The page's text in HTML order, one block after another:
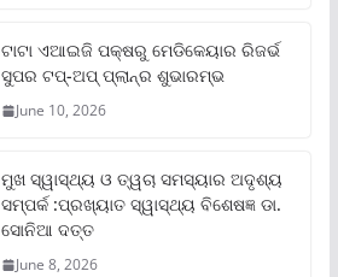
ଟାଟା ଏଆଇଜି ପକ୍ଷରୁ ମେଡିକେୟାର ରିଜର୍ଭ
ସୁପର ଟପ୍‌-ଅପ୍ ପ୍ଲାନ୍‌ର ଶୁଭାରମ୍ଭ
June 10, 2026
ମୁଖ ସ୍ୱାସ୍ଥ୍ୟ ଓ ତ୍ୱଚା ସମସ୍ୟାର ଅଦୃଶ୍ୟ
ସମ୍ପର୍କ :ପ୍ରଖ୍ୟାତ ସ୍ୱାସ୍ଥ୍ୟ ବିଶେଷଜ୍ଞ ଡା.
ସୋନିଆ ଦତ୍ତ
June 8, 2026